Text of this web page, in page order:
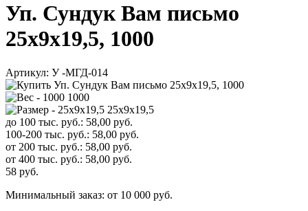
Уп. Сундук Вам письмо
25х9х19,5, 1000
Артикул: У -МГД-014
1000
25х9х19,5
до 100 тыс. руб.: 58,00 руб.
100-200 тыс. руб.: 58,00 руб.
от 200 тыс. руб.: 58,00 руб.
от 400 тыс. руб.: 58,00 руб.
58 руб.
Минимальный заказ: от 10 000 руб.